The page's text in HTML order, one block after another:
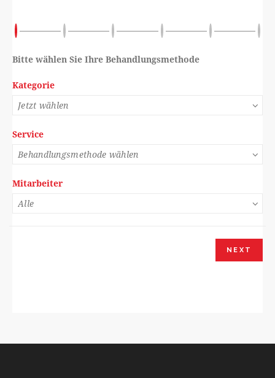
Bitte wählen Sie Ihre Behandlungsmethode
Kategorie
Service
Mitarbeiter
NEXT